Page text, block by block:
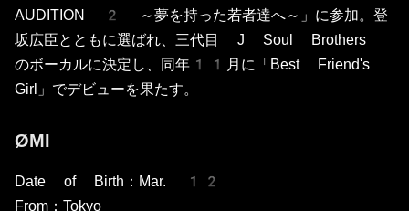
AUDITION 2 ～夢を持った若者達へ～」に参加。登
坂広臣とともに選ばれ、三代目 J Soul Brothers
のボーカルに決定し、同年11月に「Best Friend's
Girl」でデビューを果たす。
ØMI
Date of Birth：Mar. 12
From：Tokyo